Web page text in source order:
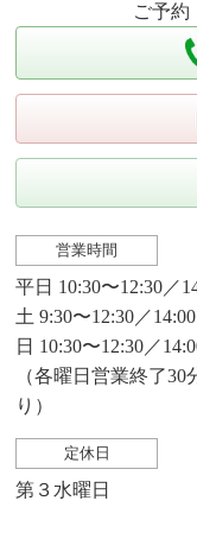
ご予約
営業時間
平日 10:30〜12:30／
土 9:30〜12:30／
日 10:30〜12:30／
（各曜日営業終了
り）
定休日
第３水曜日